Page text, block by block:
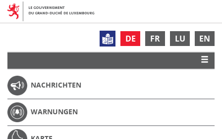
DE FR LU EN
NACHRICHTEN
WARNUNGEN